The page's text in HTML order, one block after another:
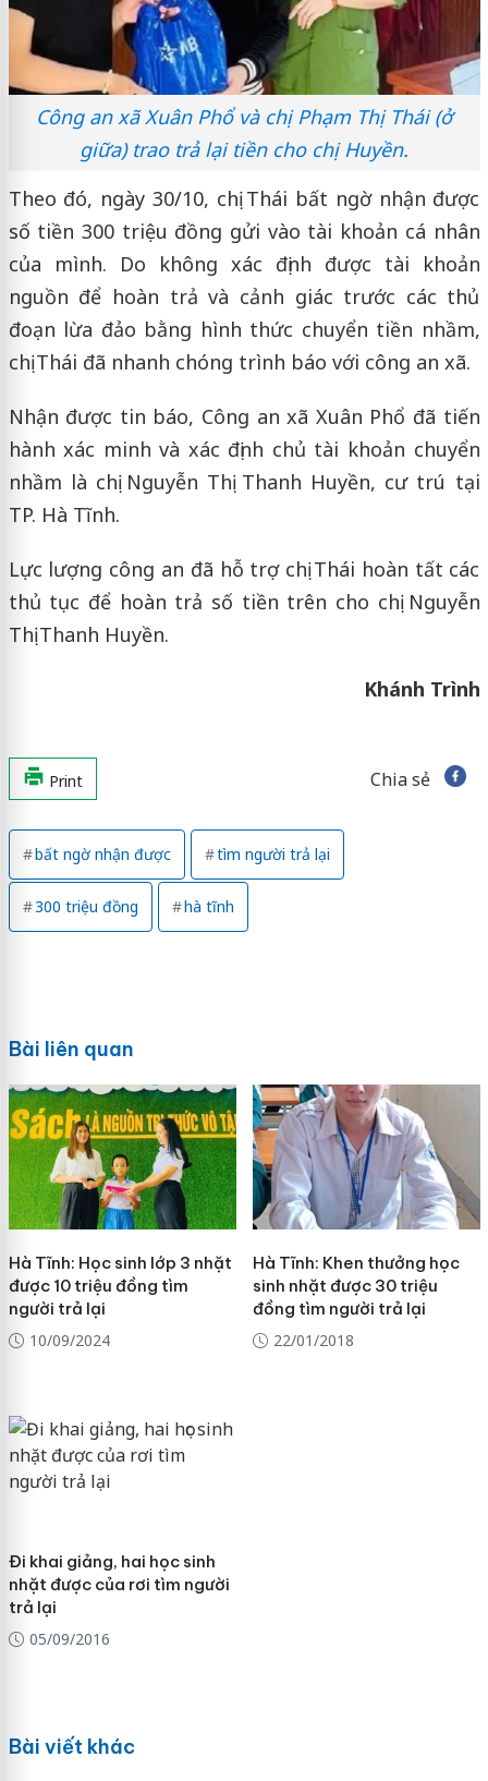
Công an xã Xuân Phổ và chị Phạm Thị Thái (ở
giữa) trao trả lại tiền cho chị Huyền.
Theo đó, ngày 30/10, chị Thái bất ngờ nhận được
số tiền 300 triệu đồng gửi vào tài khoản cá nhân
của mình. Do không xác định được tài khoản
nguồn để hoàn trả và cảnh giác trước các thủ
đoạn lừa đảo bằng hình thức chuyển tiền nhầm,
chị Thái đã nhanh chóng trình báo với công an xã.
Nhận được tin báo, Công an xã Xuân Phổ đã tiến
hành xác minh và xác định chủ tài khoản chuyển
nhầm là chị Nguyễn Thị Thanh Huyền, cư trú tại
TP. Hà Tĩnh.
Lực lượng công an đã hỗ trợ chị Thái hoàn tất các
thủ tục để hoàn trả số tiền trên cho chị Nguyễn
Thị Thanh Huyền.
Khánh Trình
Print Chia sẻ
bất ngờ nhận được tìm người trả lại
300 triệu đồng hà tĩnh
Bài liên quan
Hà Tĩnh: Học sinh lớp 3 nhặt
được 10 triệu đồng tìm
người trả lại
10/09/2024
Hà Tĩnh: Khen thưởng học
sinh nhặt được 30 triệu
đồng tìm người trả lại
22/01/2018
Đi khai giảng, hai học sinh
nhặt được của rơi tìm người
trả lại
05/09/2016
Bài viết khác